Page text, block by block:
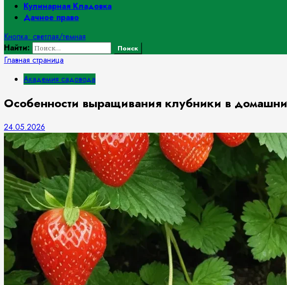
Кулинарная Кладовка
Дачное право
Кнопка: светлая/темная
Найти:
Главная страница
Академия садовода
Особенности выращивания клубники в
24.05.2026